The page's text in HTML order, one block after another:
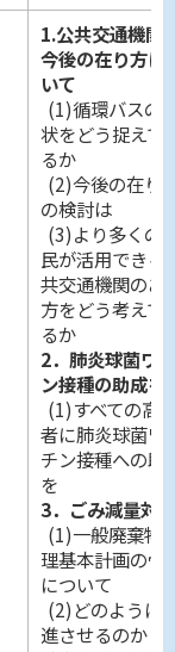
1.公共交通機関
今後の在り方に
いて
(1)循環バスの
状をどう捉えて
るか
(2)今後の在り
の検討は
(3)より多くの
民が活用できる
共交通機関のあ
方をどう考えて
るか
2．肺炎球菌ワ
ン接種の助成を
(1)すべての高
者に肺炎球菌ワ
チン接種への助
を
3．ごみ減量対
(1)一般廃棄物
理基本計画の骨
について
(2)どのように
進させるのか